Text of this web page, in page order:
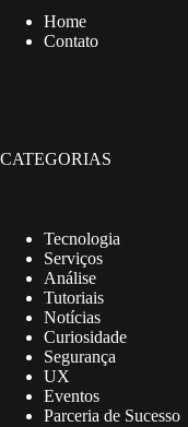
Home
Contato
CATEGORIAS
Tecnologia
Serviços
Análise
Tutoriais
Notícias
Curiosidade
Segurança
UX
Eventos
Parceria de Sucesso